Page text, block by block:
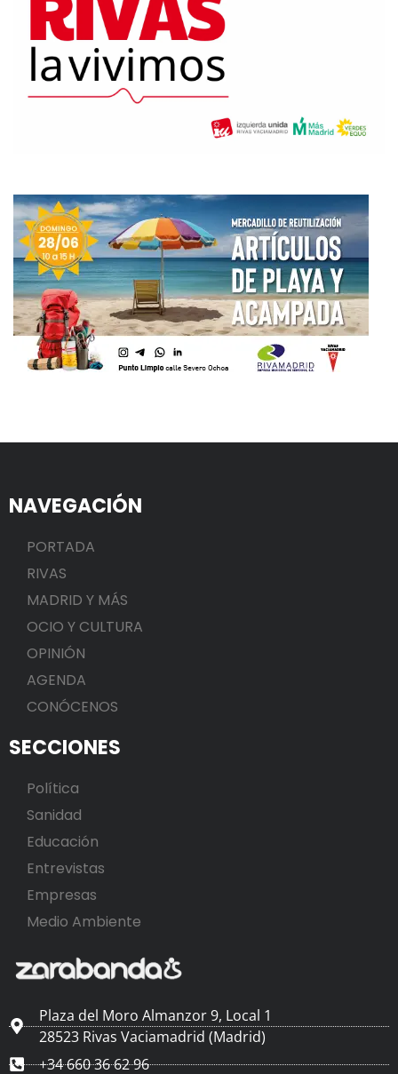
NAVEGACIÓN
PORTADA
RIVAS
MADRID Y MÁS
OCIO Y CULTURA
OPINIÓN
AGENDA
CONÓCENOS
SECCIONES
Política
Sanidad
Educación
Entrevistas
Empresas
Medio Ambiente
Plaza del Moro Almanzor 9, Local 1
28523 Rivas Vaciamadrid (Madrid)
+34 660 36 62 96